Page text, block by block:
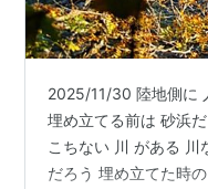
2025/11/30 陸地側に
埋め立てる前は 砂浜
こちない 川 がある 川
だろう 埋め立てた時